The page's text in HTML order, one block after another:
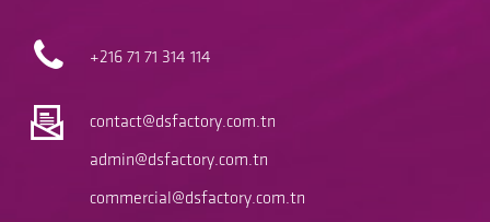
+216 7171 314 114
contact@dsfactory.com.tn
admin@dsfactory.com.tn
commercial@dsfactory.com.tn